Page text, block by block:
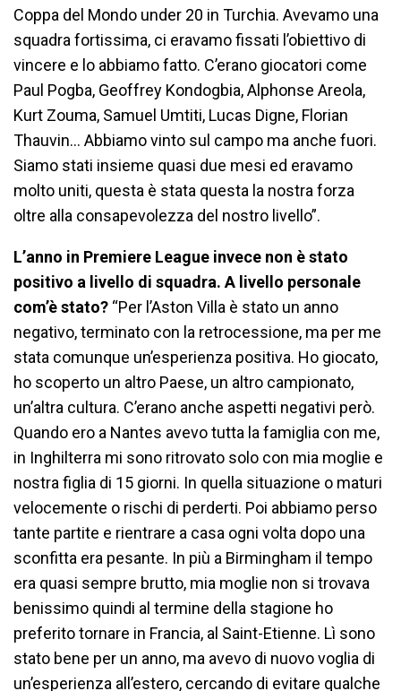
Coppa del Mondo under 20 in Turchia. Avevamo una
squadra fortissima, ci eravamo fissati l’obiettivo di
vincere e lo abbiamo fatto. C’erano giocatori come
Paul Pogba, Geoffrey Kondogbia, Alphonse Areola,
Kurt Zouma, Samuel Umtiti, Lucas Digne, Florian
Thauvin… Abbiamo vinto sul campo ma anche fuori.
Siamo stati insieme quasi due mesi ed eravamo
molto uniti, questa è stata questa la nostra forza
oltre alla consapevolezza del nostro livello”.
L’anno in Premiere League invece non è stato
positivo a livello di squadra. A livello personale
com’è stato? “Per l’Aston Villa è stato un anno
negativo, terminato con la retrocessione, ma per me
stata comunque un’esperienza positiva. Ho giocato,
ho scoperto un altro Paese, un altro campionato,
un’altra cultura. C’erano anche aspetti negativi però.
Quando ero a Nantes avevo tutta la famiglia con me,
in Inghilterra mi sono ritrovato solo con mia moglie e
nostra figlia di 15 giorni. In quella situazione o maturi
velocemente o rischi di perderti. Poi abbiamo perso
tante partite e rientrare a casa ogni volta dopo una
sconfitta era pesante. In più a Birmingham il tempo
era quasi sempre brutto, mia moglie non si trovava
benissimo quindi al termine della stagione ho
preferito tornare in Francia, al Saint-Etienne. Lì sono
stato bene per un anno, ma avevo di nuovo voglia di
un’esperienza all’estero, cercando di evitare qualche